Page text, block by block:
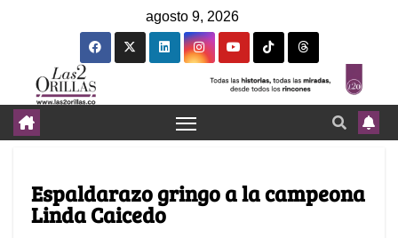
agosto 9, 2026
Espaldarazo gringo a la campeona
Linda Caicedo